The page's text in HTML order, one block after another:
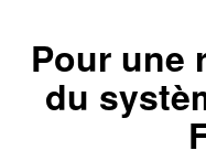
Pour une
du